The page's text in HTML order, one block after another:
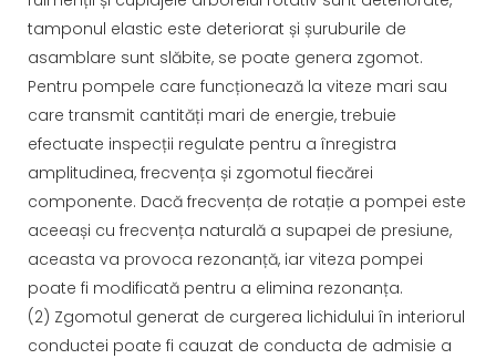
tamponul elastic este deteriorat și șuruburile de
asamblare sunt slăbite, se poate genera zgomot.
Pentru pompele care funcționează la viteze mari sau
care transmit cantități mari de energie, trebuie
efectuate inspecții regulate pentru a înregistra
amplitudinea, frecvența și zgomotul fiecărei
componente. Dacă frecvența de rotație a pompei este
aceeași cu frecvența naturală a supapei de presiune,
aceasta va provoca rezonanță, iar viteza pompei
poate fi modificată pentru a elimina rezonanța.
(2) Zgomotul generat de curgerea lichidului în interiorul
conductei poate fi cauzat de conducta de admisie a